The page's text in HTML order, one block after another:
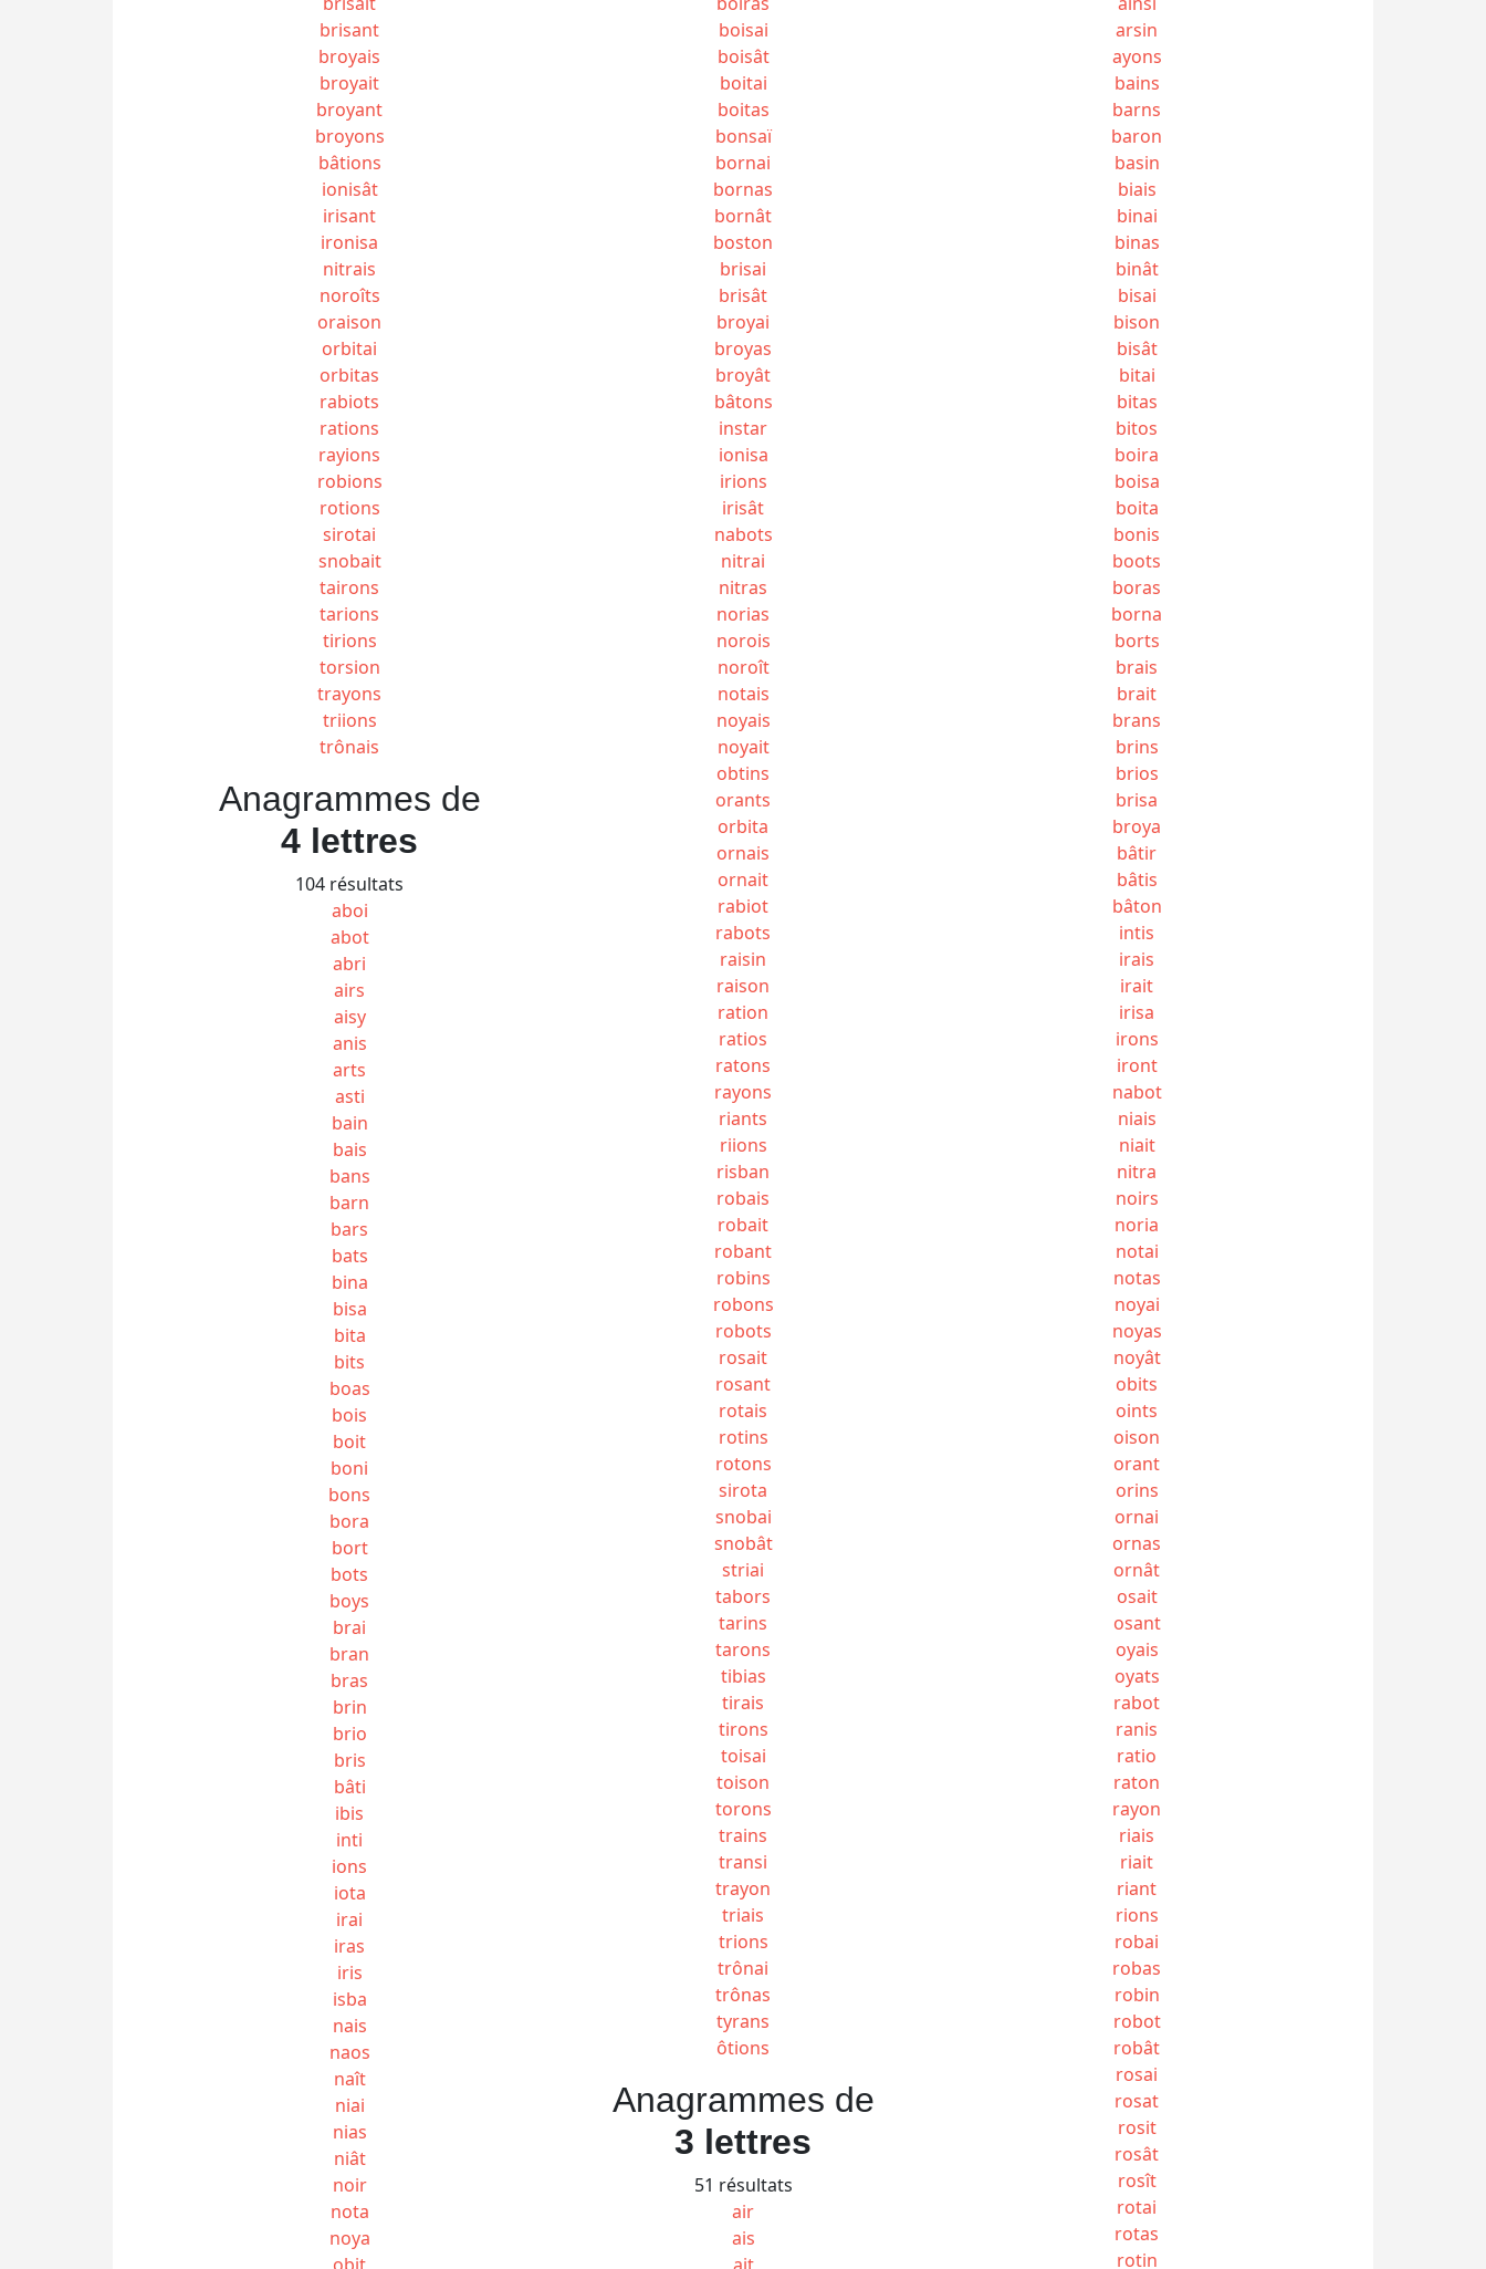
brisant
broyais
broyait
broyant
broyons
bâtions
ionisât
irisant
ironisa
nitrais
noroîts
oraison
orbitai
orbitas
rabiots
rations
rayions
robions
rotions
sirotai
snobait
tairons
tarions
tirions
torsion
trayons
triions
trônais
boisai
boisât
boitai
boitas
bonsaï
bornai
bornas
bornât
boston
brisai
brisât
broyai
broyas
broyât
bâtons
instar
ionisa
irions
irisât
nabots
nitrai
nitras
norias
norois
noroît
notais
noyais
noyait
obtins
orants
orbita
ornais
ornait
rabiot
rabots
raisin
raison
ration
ratios
ratons
rayons
riants
riions
risban
robais
robait
robant
robins
robons
robots
rosait
rosant
rotais
rotins
rotons
sirota
snobai
snobât
striai
tabors
tarins
tarons
tibias
tirais
tirons
toisai
toison
torons
trains
transi
trayon
triais
trions
trônai
trônas
tyrans
ôtions
arsin
ayons
bains
barns
baron
basin
biais
binai
binas
binât
bisai
bison
bisât
bitai
bitas
bitos
boira
boisa
boita
bonis
boots
boras
borna
borts
brais
brait
brans
brins
brios
brisa
broya
bâtir
bâtis
bâton
intis
irais
irait
irisa
irons
iront
nabot
niais
niait
nitra
noirs
noria
notai
notas
noyai
noyas
noyât
obits
oints
oison
orant
orins
ornai
ornas
ornât
osait
osant
oyais
oyats
rabot
ranis
ratio
raton
rayon
riais
riait
riant
rions
robai
robas
robin
robot
robât
rosai
rosat
rosit
rosât
rosît
rotai
rotas
rotin
Anagrammes de
4 lettres
104 résultats
aboi
abot
abri
airs
aisy
anis
arts
asti
bain
bais
bans
barn
bars
bats
bina
bisa
bita
bits
boas
bois
boit
boni
bons
bora
bort
bots
boys
brai
bran
bras
brin
brio
bris
bâti
ibis
inti
ions
iota
irai
iras
iris
isba
nais
naos
naît
niai
nias
niât
noir
nota
noya
Anagrammes de
3 lettres
51 résultats
air
ais